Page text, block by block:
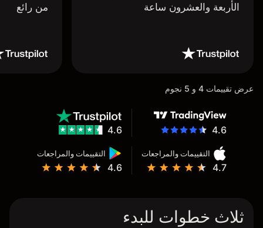
الأربعة والعشرون ساعة
من رائع
عرض تقييمات 4 و 5 نجوم
4.6
التقييمات والمراجعات
4.7
التقييمات والمراجعات
4.6
4.6
ثلاث خطوات للبدء